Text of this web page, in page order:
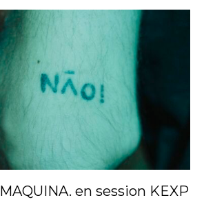
en session KEXP